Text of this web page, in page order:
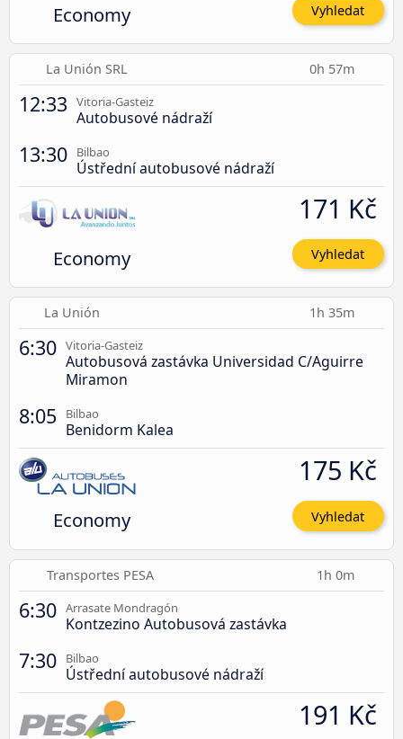
Economy Vyhledat
La Unión SRL 0h 57m
12:33 Vitoria-Gasteiz
Autobusové nádraží
13:30 Bilbao
Ústřední autobusové nádraží
Economy
171 Kč
Vyhledat
La Unión 1h 35m
6:30 Vitoria-Gasteiz
Autobusová zastávka Universidad C/Aguirre
Miramon
8:05 Bilbao
Benidorm Kalea
Economy
175 Kč
Vyhledat
Transportes PESA 1h 0m
6:30 Arrasate Mondragón
Kontzezino Autobusová zastávka
7:30 Bilbao
Ústřední autobusové nádraží
191 Kč